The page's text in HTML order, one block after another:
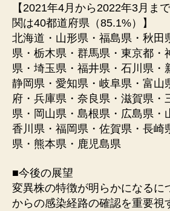
【2021年4⽉から2022年3⽉ま
関は40都道府県（85.1%）】
北海道・⼭形県・福島県・秋⽥
県・栃⽊県・群⾺県・東京都・
県・埼⽟県・福井県・⽯川県・
静岡県・愛知県・岐⾩県・富⼭
府・兵庫県・奈良県・滋賀県・
県・岡⼭県・島根県・広島県・
⾹川県・福岡県・佐賀県・⻑崎
県・熊本県・⿅児島県
■今後の展望
変異株の特徴が明らかになるに
からの感染経路の確認を重要視